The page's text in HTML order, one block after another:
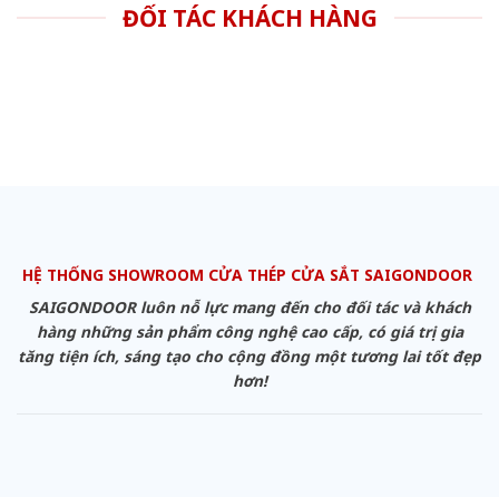
ĐỐI TÁC KHÁCH HÀNG
HỆ THỐNG SHOWROOM CỬA THÉP CỬA SẮT SAIGONDOOR
SAIGONDOOR luôn nỗ lực mang đến cho đối tác và khách
hàng những sản phẩm công nghệ cao cấp, có giá trị gia
tăng tiện ích, sáng tạo cho cộng đồng một tương lai tốt đẹp
hơn!